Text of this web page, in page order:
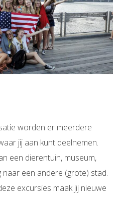
worden er meerdere
jij aan kunt deelnemen.
een dierentuin, museum,
een andere (grote) stad.
excursies maak jij nieuwe